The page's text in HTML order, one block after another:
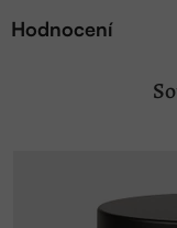
Hodnocení